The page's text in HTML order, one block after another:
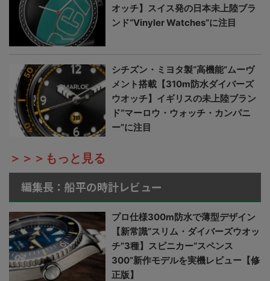
オッチ】スイス発の日本未上陸ブラ
ンド“Vinyler Watches”に注目
シチズン・ミヨタ製“高機能”ムーヴ
メント搭載【310m防水ダイバーズ
ウオッチ】イギリスの未上陸ブラン
ド“マーロウ・ウォッチ・カンパニ
ー”に注目
＞＞＞もっと見る
編集長：船平の時計レビュー
プロ仕様300m防水で薄型デザイン
【新常識“スリム・ダイバーズウオッ
チ”3種】スピニカー“スペンス
300”新作モデルを実機レビュー【修
正版】